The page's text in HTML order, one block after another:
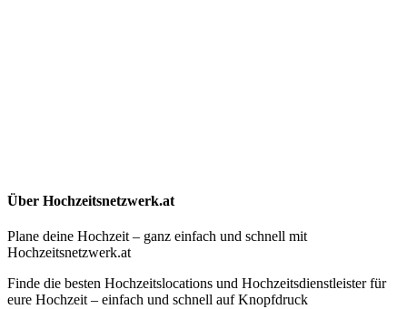
Über Hochzeitsnetzwerk.at
Plane deine Hochzeit – ganz einfach und schnell mit
Hochzeitsnetzwerk.at
Finde die besten Hochzeitslocations und Hochzeitsdienstleister für
eure Hochzeit – einfach und schnell auf Knopfdruck